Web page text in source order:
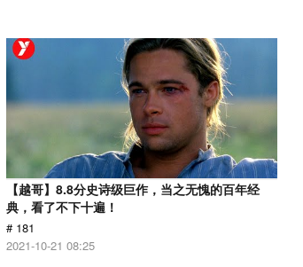
【越哥】8.8分史诗级巨作，当之无愧的百年经
典，看了不下十遍！
# 181
2021-10-21 08:25